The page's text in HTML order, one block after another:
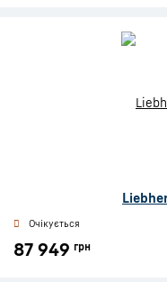
Очікується
87 949 грн